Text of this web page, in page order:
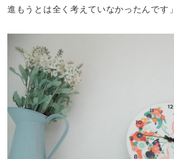
進もうとは全く考えていなかったんです」